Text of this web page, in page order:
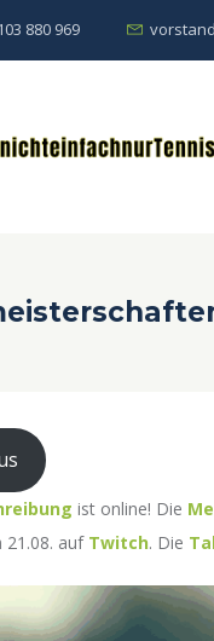
880 969
ist online! Die
21.08. auf Twitch. Die